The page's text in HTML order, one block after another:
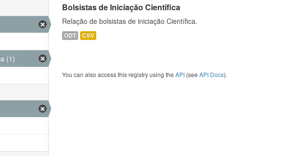
Bolsistas de Iniciação Científica
Relação de bolsistas de iniciação Científica.
ODT CSV
You can also access this registry using the API (see API Docs).
(1)